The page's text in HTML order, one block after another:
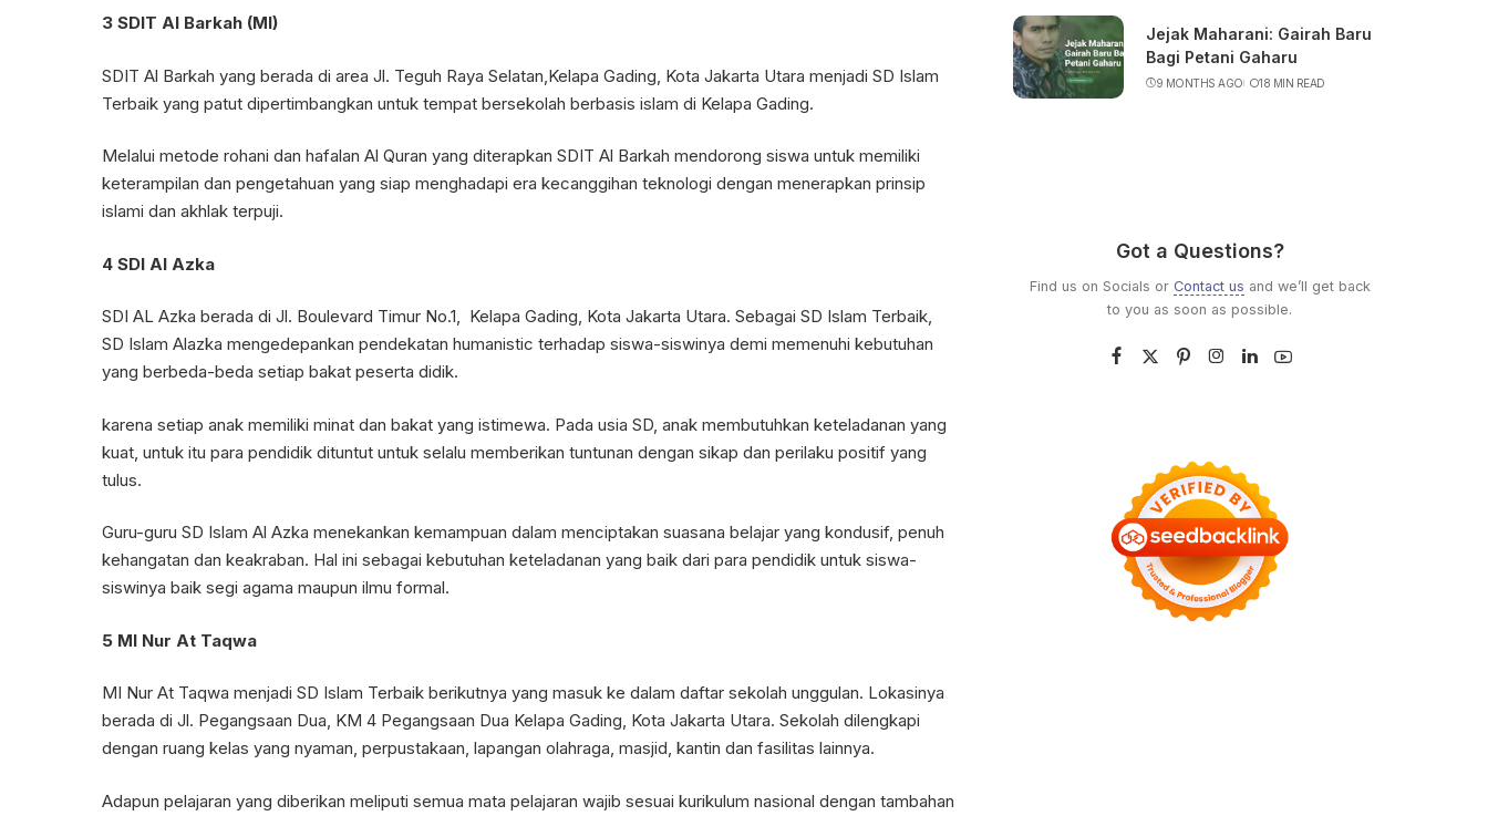
3 SDIT Al Barkah (MI)
SDIT Al Barkah yang berada di area Jl. Teguh Raya Selatan,Kelapa Gading, Kota Jakarta Utara menjadi SD Islam
Terbaik yang patut dipertimbangkan untuk tempat bersekolah berbasis islam di Kelapa Gading.
Melalui metode rohani dan hafalan Al Quran yang diterapkan SDIT Al Barkah mendorong siswa untuk memiliki
keterampilan dan pengetahuan yang siap menghadapi era kecanggihan teknologi dengan menerapkan prinsip
islami dan akhlak terpuji.
4 SDI Al Azka
SDI AL Azka berada di Jl. Boulevard Timur No.1, Kelapa Gading, Kota Jakarta Utara. Sebagai SD Islam Terbaik,
SD Islam Alazka mengedepankan pendekatan humanistic terhadap siswa-siswinya demi memenuhi kebutuhan
yang berbeda-beda setiap bakat peserta didik.
karena setiap anak memiliki minat dan bakat yang istimewa. Pada usia SD, anak membutuhkan keteladanan yang
kuat, untuk itu para pendidik dituntut untuk selalu memberikan tuntunan dengan sikap dan perilaku positif yang
tulus.
Guru-guru SD Islam Al Azka menekankan kemampuan dalam menciptakan suasana belajar yang kondusif, penuh
kehangatan dan keakraban. Hal ini sebagai kebutuhan keteladanan yang baik dari para pendidik untuk siswa-
siswinya baik segi agama maupun ilmu formal.
5 MI Nur At Taqwa
MI Nur At Taqwa menjadi SD Islam Terbaik berikutnya yang masuk ke dalam daftar sekolah unggulan. Lokasinya
berada di Jl. Pegangsaan Dua, KM 4 Pegangsaan Dua Kelapa Gading, Kota Jakarta Utara. Sekolah dilengkapi
dengan ruang kelas yang nyaman, perpustakaan, lapangan olahraga, masjid, kantin dan fasilitas lainnya.
Adapun pelajaran yang diberikan meliputi semua mata pelajaran wajib sesuai kurikulum nasional dengan tambahan
Jejak Maharani: Gairah Baru
Bagi Petani Gaharu
9 MONTHS AGO 18 MIN READ
Got a Questions?
Find us on Socials or Contact us and we’ll get back
to you as soon as possible.